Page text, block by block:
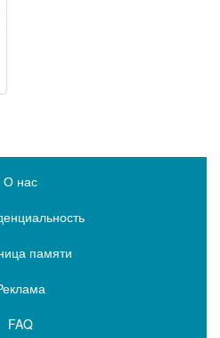
О нас
памяти
FAQ